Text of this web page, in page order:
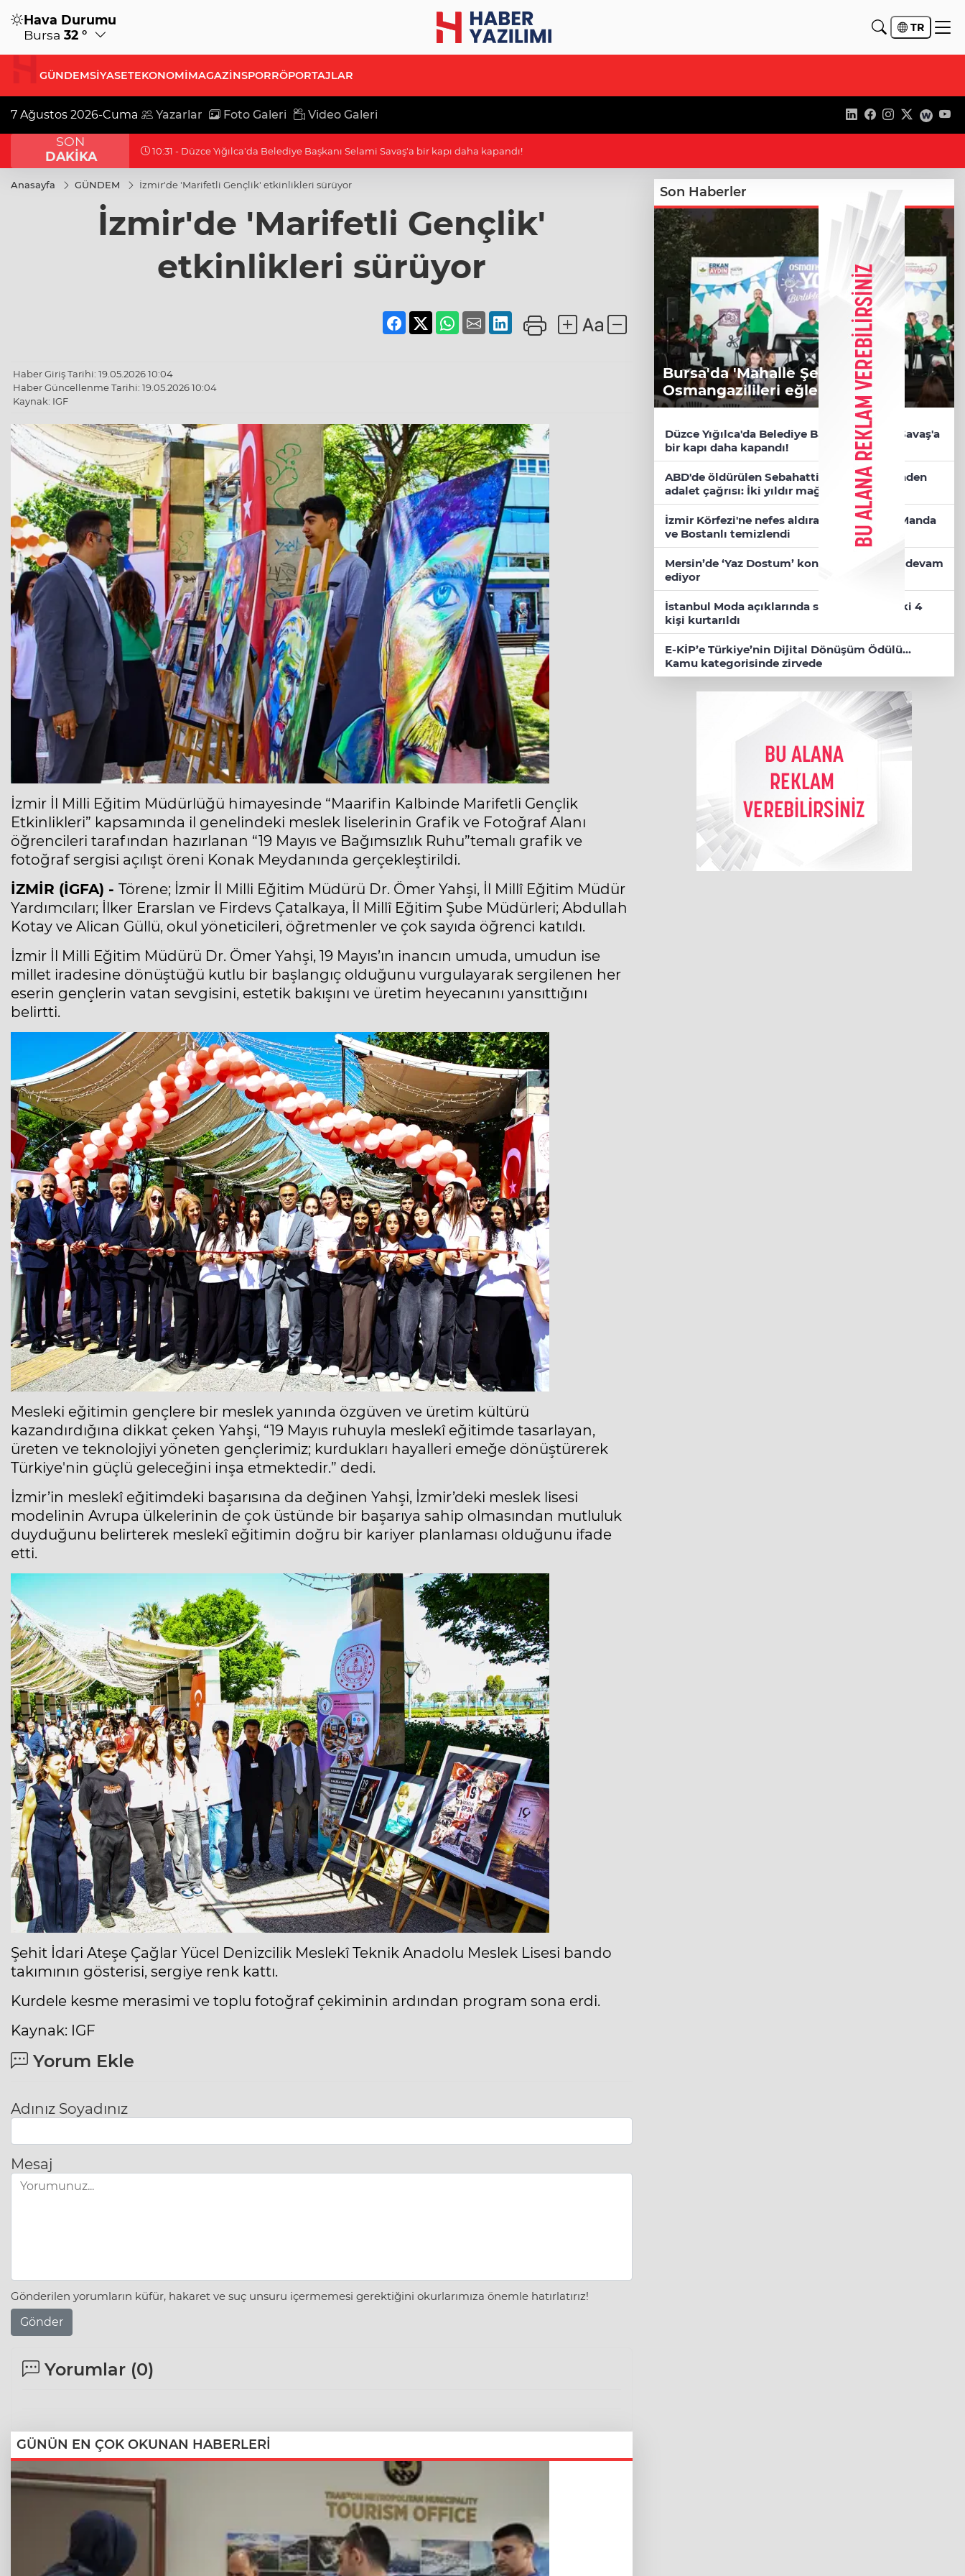
Hava Durumu
Bursa 32 ° TR
GÜNDEMSİYASETEKONOMİMAGAZİNSPORRÖPORTAJLAR
7 Ağustos 2026-Cuma Yazarlar Foto Galeri Video Galeri
SON
DAKİKA
10:31 - Düzce Yığılca'da Belediye Başkanı Selami Savaş'a bir kapı daha kapandı!
Anasayfa GÜNDEM İzmir'de 'Marifetli Gençlik' etkinlikleri sürüyor
İzmir'de 'Marifetli Gençlik'
etkinlikleri sürüyor
Haber Giriş Tarihi: 19.05.2026 10:04
Haber Güncellenme Tarihi: 19.05.2026 10:04
Kaynak: IGF
İzmir İl Milli Eğitim Müdürlüğü himayesinde “Maarifin Kalbinde Marifetli Gençlik
Etkinlikleri” kapsamında il genelindeki meslek liselerinin Grafik ve Fotoğraf Alanı
öğrencileri tarafından hazırlanan “19 Mayıs ve Bağımsızlık Ruhu”temalı grafik ve
fotoğraf sergisi açılışt öreni Konak Meydanında gerçekleştirildi.
İZMİR (İGFA) - Törene; İzmir İl Milli Eğitim Müdürü Dr. Ömer Yahşi, İl Millî Eğitim Müdür
Yardımcıları; İlker Erarslan ve Firdevs Çatalkaya, İl Millî Eğitim Şube Müdürleri; Abdullah
Kotay ve Alican Güllü, okul yöneticileri, öğretmenler ve çok sayıda öğrenci katıldı.
İzmir İl Milli Eğitim Müdürü Dr. Ömer Yahşi, 19 Mayıs’ın inancın umuda, umudun ise
millet iradesine dönüştüğü kutlu bir başlangıç olduğunu vurgulayarak sergilenen her
eserin gençlerin vatan sevgisini, estetik bakışını ve üretim heyecanını yansıttığını
belirtti.
Mesleki eğitimin gençlere bir meslek yanında özgüven ve üretim kültürü
kazandırdığına dikkat çeken Yahşi, “19 Mayıs ruhuyla meslekî eğitimde tasarlayan,
üreten ve teknolojiyi yöneten gençlerimiz; kurdukları hayalleri emeğe dönüştürerek
Türkiye'nin güçlü geleceğini inşa etmektedir.” dedi.
İzmir’in meslekî eğitimdeki başarısına da değinen Yahşi, İzmir’deki meslek lisesi
modelinin Avrupa ülkelerinin de çok üstünde bir başarıya sahip olmasından mutluluk
duyduğunu belirterek meslekî eğitimin doğru bir kariyer planlaması olduğunu ifade
etti.
Şehit İdari Ateşe Çağlar Yücel Denizcilik Meslekî Teknik Anadolu Meslek Lisesi bando
takımının gösterisi, sergiye renk kattı.
Kurdele kesme merasimi ve toplu fotoğraf çekiminin ardından program sona erdi.
Kaynak: IGF
Yorum Ekle
Adınız Soyadınız
Mesaj
Gönderilen yorumların küfür, hakaret ve suç unsuru içermemesi gerektiğini okurlarımıza önemle hatırlatırız!
Gönder
Yorumlar (0)
GÜNÜN EN ÇOK OKUNAN HABERLERİ
Son Haberler
Bursa'da 'Mahalle Şenlikleri'
Osmangazilileri eğlendiriyor
Düzce Yığılca'da Belediye Başkanı Selami Savaş'a
bir kapı daha kapandı!
ABD'de öldürülen Sebahattin Çiftçi'nin eşinden
adalet çağrısı: İki yıldır mağduruz
İzmir Körfezi'ne nefes aldıran operasyon... Manda
ve Bostanlı temizlendi
Mersin’de ‘Yaz Dostum’ konserleri coşkuya devam
ediyor
İstanbul Moda açıklarında su alan teknedeki 4
kişi kurtarıldı
E-KİP’e Türkiye’nin Dijital Dönüşüm Ödülü...
Kamu kategorisinde zirvede